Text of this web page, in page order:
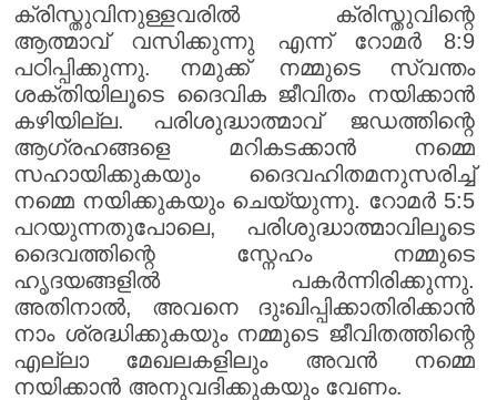
ക്രിസ്തുവിനുള്ളവരിൽ ക്രിസ്തുവിന്റെ
ആത്മാവ് വസിക്കുന്നു എന്ന് റോമർ 8:9
പഠിപ്പിക്കുന്നു. നമുക്ക് നമ്മുടെ സ്വന്തം
ശക്തിയിലൂടെ ദൈവിക ജീവിതം നയിക്കാൻ
കഴിയില്ല. പരിശുദ്ധാത്മാവ് ജഡത്തിന്റെ
ആഗ്രഹങ്ങളെ മറികടക്കാൻ നമ്മെ
സഹായിക്കുകയും ദൈവഹിതമനുസരിച്ച്
നമ്മെ നയിക്കുകയും ചെയ്യുന്നു. റോമർ 5:5
പറയുന്നതുപോലെ, പരിശുദ്ധാത്മാവിലൂടെ
ദൈവത്തിന്റെ സ്നേഹം നമ്മുടെ
ഹൃദയങ്ങളിൽ പകർന്നിരിക്കുന്നു.
അതിനാൽ, അവനെ ദുഃഖിപ്പിക്കാതിരിക്കാൻ
നാം ശ്രദ്ധിക്കുകയും നമ്മുടെ ജീവിതത്തിന്റെ
എല്ലാ മേഖലകളിലും അവൻ നമ്മെ
നയിക്കാൻ അനുവദിക്കുകയും വേണം.